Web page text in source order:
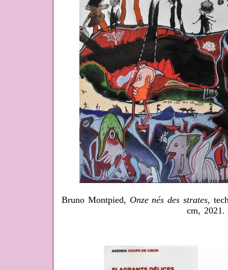
Bruno Montpied, Onze nés des strates,
cm, 2021.